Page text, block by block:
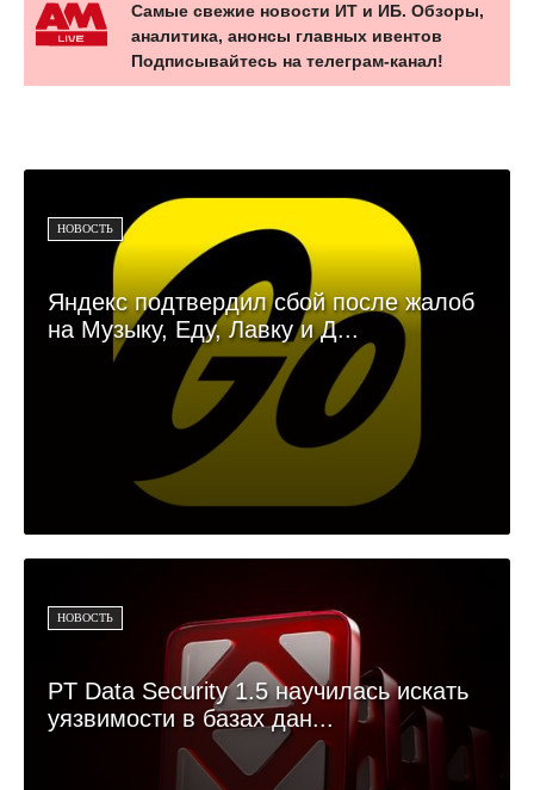
Самые свежие новости ИТ и ИБ. Обзоры,
аналитика, анонсы главных ивентов
Подписывайтесь на телеграм-канал!
НОВОСТЬ
Яндекс подтвердил сбой после жалоб
на Музыку, Еду, Лавку и Д...
НОВОСТЬ
PT Data Security 1.5 научилась искать
уязвимости в базах дан...